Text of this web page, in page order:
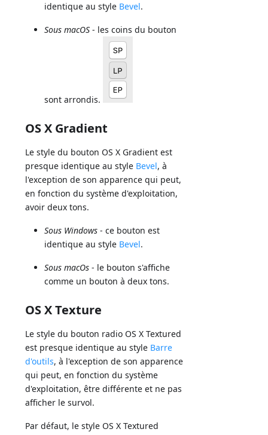
identique au style Bevel.
Sous macOS - les coins du bouton
sont arrondis.
OS X Gradient
Le style du bouton OS X Gradient est
presque identique au style Bevel, à
l'exception de son apparence qui peut,
en fonction du système d'exploitation,
avoir deux tons.
Sous Windows - ce bouton est
identique au style Bevel.
Sous macOs - le bouton s'affiche
comme un bouton à deux tons.
OS X Texture
Le style du bouton radio OS X Textured
est presque identique au style Barre
d'outils, à l'exception de son apparence
qui peut, en fonction du système
d'exploitation, être différente et ne pas
afficher le survol.
Par défaut, le style OS X Textured